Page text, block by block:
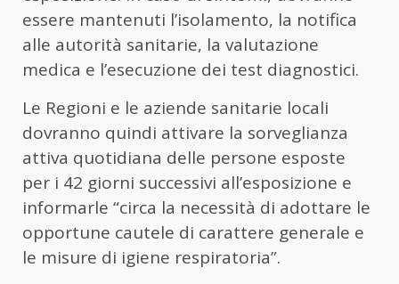
essere mantenuti l’isolamento, la notifica
alle autorità sanitarie, la valutazione
medica e l’esecuzione dei test diagnostici.
Le Regioni e le aziende sanitarie locali
dovranno quindi attivare la sorveglianza
attiva quotidiana delle persone esposte
per i 42 giorni successivi all’esposizione e
informarle “circa la necessità di adottare le
opportune cautele di carattere generale e
le misure di igiene respiratoria”.